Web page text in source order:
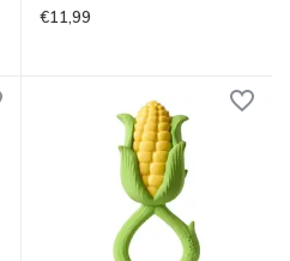
€11,99